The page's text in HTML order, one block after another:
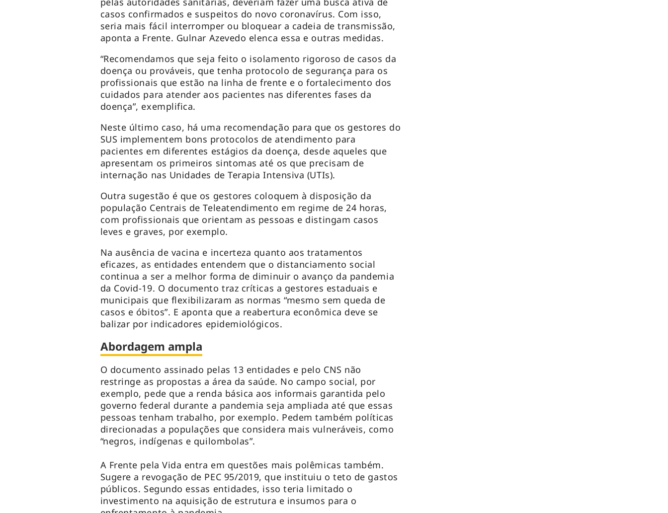
casos confirmados e suspeitos do novo coronavírus. Com isso,
seria mais fácil interromper ou bloquear a cadeia de transmissão,
aponta a Frente. Gulnar Azevedo elenca essa e outras medidas.
“Recomendamos que seja feito o isolamento rigoroso de casos da
doença ou prováveis, que tenha protocolo de segurança para os
profissionais que estão na linha de frente e o fortalecimento dos
cuidados para atender aos pacientes nas diferentes fases da
doença”, exemplifica.
Neste último caso, há uma recomendação para que os gestores do
SUS implementem bons protocolos de atendimento para
pacientes em diferentes estágios da doença, desde aqueles que
apresentam os primeiros sintomas até os que precisam de
internação nas Unidades de Terapia Intensiva (UTIs).
Outra sugestão é que os gestores coloquem à disposição da
população Centrais de Teleatendimento em regime de 24 horas,
com profissionais que orientam as pessoas e distingam casos
leves e graves, por exemplo.
Na ausência de vacina e incerteza quanto aos tratamentos
eficazes, as entidades entendem que o distanciamento social
continua a ser a melhor forma de diminuir o avanço da pandemia
da Covid-19. O documento traz críticas a gestores estaduais e
municipais que flexibilizaram as normas “mesmo sem queda de
casos e óbitos”. E aponta que a reabertura econômica deve se
balizar por indicadores epidemiológicos.
Abordagem ampla
O documento assinado pelas 13 entidades e pelo CNS não
restringe as propostas a área da saúde. No campo social, por
exemplo, pede que a renda básica aos informais garantida pelo
governo federal durante a pandemia seja ampliada até que essas
pessoas tenham trabalho, por exemplo. Pedem também políticas
direcionadas a populações que considera mais vulneráveis, como
“negros, indígenas e quilombolas”.
A Frente pela Vida entra em questões mais polêmicas também.
Sugere a revogação de PEC 95/2019, que instituiu o teto de gastos
públicos. Segundo essas entidades, isso teria limitado o
investimento na aquisição de estrutura e insumos para o